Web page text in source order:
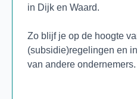
in Dijk en Waard.
Zo blijf je op de hoogte
(subsidie)regelingen en
van andere ondernemers.